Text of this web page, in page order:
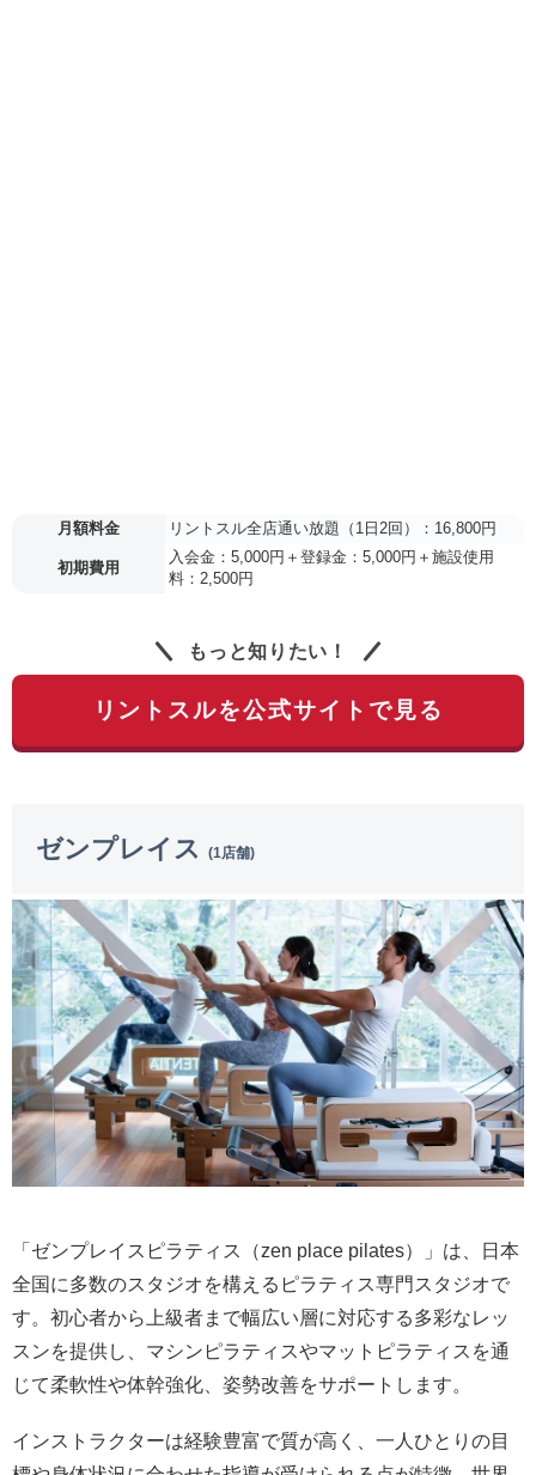
月額料金 リントスル全店通い放題（1日2回）：16,800円
初期費用
入会金：5,000円＋登録金：5,000円＋施設使用
料：2,500円
もっと知りたい！
リントスルを公式サイトで見る
ゼンプレイス (1店舗)
「ゼンプレイスピラティス（zen place pilates）」は、日本
全国に多数のスタジオを構えるピラティス専門スタジオで
す。初心者から上級者まで幅広い層に対応する多彩なレッ
スンを提供し、マシンピラティスやマットピラティスを通
じて柔軟性や体幹強化、姿勢改善をサポートします。
インストラクターは経験豊富で質が高く、一人ひとりの目